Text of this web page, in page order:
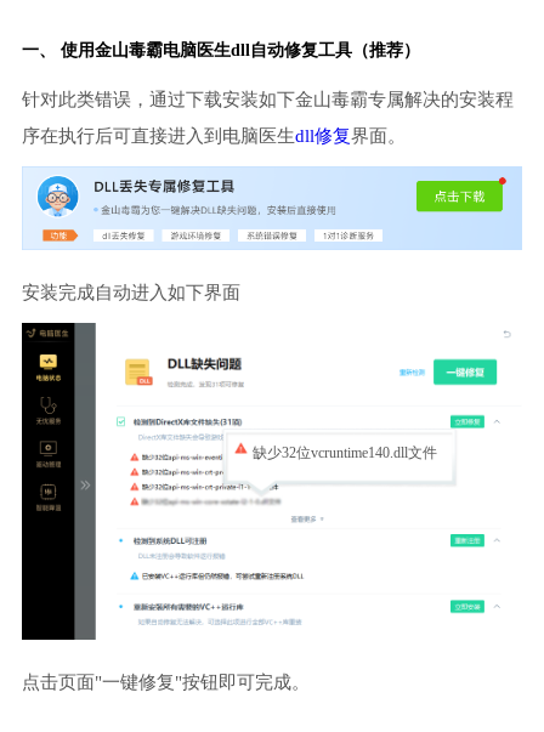
一、 使用金山毒霸电脑医生dll自动修复工具（推荐）
针对此类错误，通过下载安装如下金山毒霸专属解决的安装程
序在执行后可直接进入到电脑医生dll修复界面。
安装完成自动进入如下界面
缺少32位vcruntime140.dll文件
点击页面"一键修复"按钮即可完成。